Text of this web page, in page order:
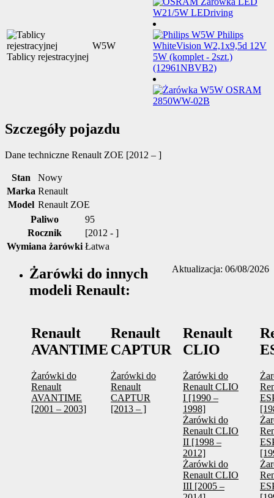
Tablicy rejestracyjnej
W5W
Szczegóły pojazdu
Dane techniczne Renault ZOE [2012 – ]
Stan
Nowy
Marka Renault
Model Renault ZOE
Paliwo
95
Rocznik
[2012 - ]
Wymiana żarówki Łatwa
Aktualizacja: 06/08/2026
Żarówki do innych
modeli Renault:
Renault
AVANTIME
Żarówki do
Renault
AVANTIME
[2001 – 2003]
Renault
CAPTUR
Żarówki do
Renault
CAPTUR
[2013 – ]
Renault
CLIO
Żarówki do
Renault CLIO
I [1990 –
1998]
Żarówki do
Renault CLIO
II [1998 –
2012]
Żarówki do
Renault CLIO
III [2005 –